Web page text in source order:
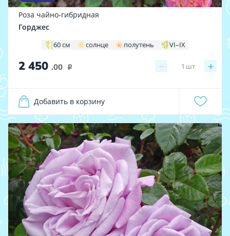
Роза чайно-гибридная
Горджес
60 см солнце полутень VI–IX
2 450 .00 i − +
1 шт
Добавить в корзину